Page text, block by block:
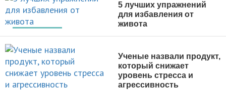
ПОХУДЕНИЕ
5 лучших упражнений
для избавления от
живота
Ученые назвали продукт,
который снижает
уровень стресса и
агрессивность